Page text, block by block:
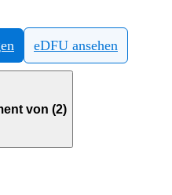
eDFU ansehen
von (2)